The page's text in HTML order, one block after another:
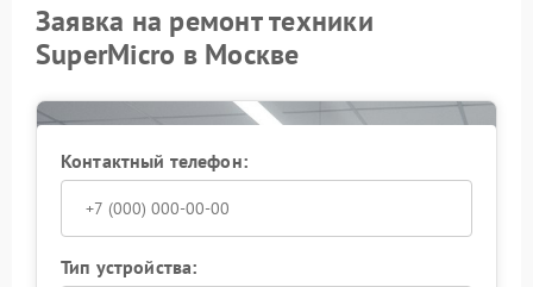
Заявка на ремонт техники
SuperMicro в Москве
Контактный телефон:
Тип устройства: